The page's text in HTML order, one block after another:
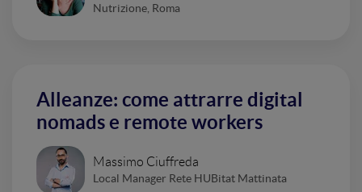
Nutrizione, Roma
Alleanze: come attrarre digital
nomads e remote workers
Massimo Ciuffreda
Local Manager Rete HUBitat Mattinata